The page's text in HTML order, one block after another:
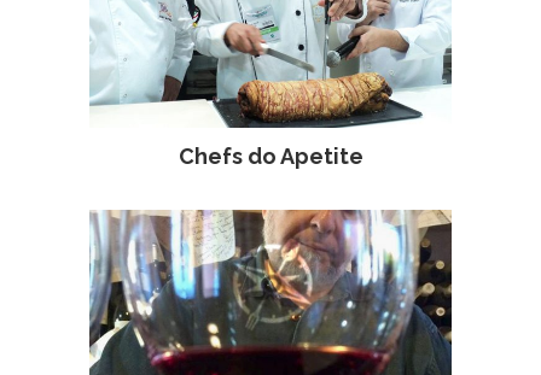
Chefs do Apetite